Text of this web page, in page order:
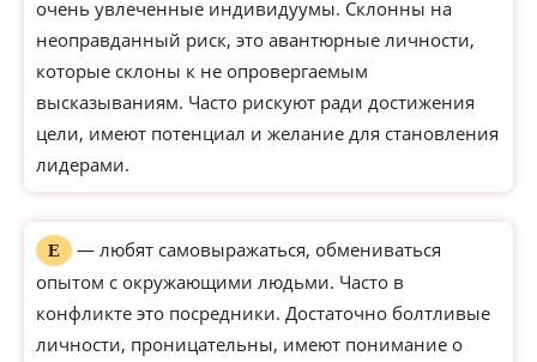
очень увлеченные индивидуумы. Склонны на
неоправданный риск, это авантюрные личности,
которые склоны к не опровергаемым
высказываниям. Часто рискуют ради достижения
цели, имеют потенциал и желание для становления
лидерами.
Е
— любят самовыражаться, обмениваться
опытом с окружающими людьми. Часто в
конфликте это посредники. Достаточно болтливые
личности, проницательны, имеют понимание о